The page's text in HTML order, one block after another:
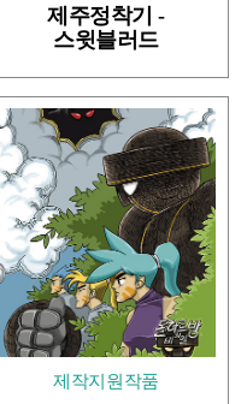
제주정착기 -
스윗블러드
제작지원작품